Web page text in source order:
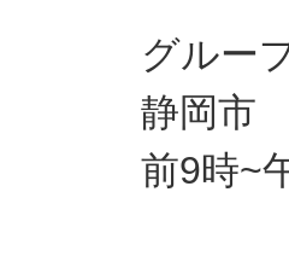
グルー
静岡市
前9時~